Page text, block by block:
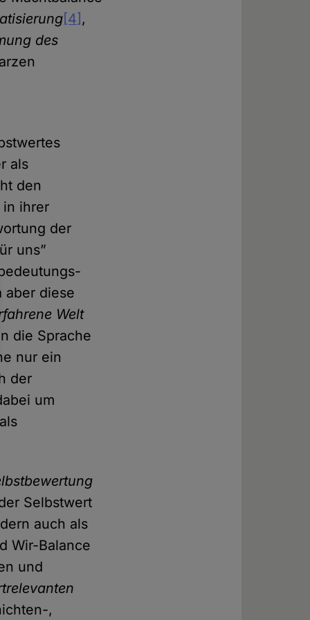
[4],
des
als
den
in ihrer
der
uns”
aber diese
Welt
die Sprache
nur ein
der
um
Selbstwert
auch als
Wir-Balance
und
,